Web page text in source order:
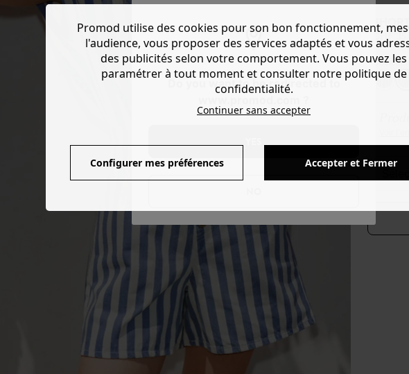
Do you want to be redirected to
CHF
Couleur :
Voir
Promod utilise des cookies pour son bon fonctionnement,
l'audience, vous proposer des services adaptés et vous
des publicités selon votre comportement. Vous pouvez les
paramétrer à tout moment et consulter notre politique de
confidentialité.
Continuer sans accepter
Configurer mes préférences Accepter et Fermer